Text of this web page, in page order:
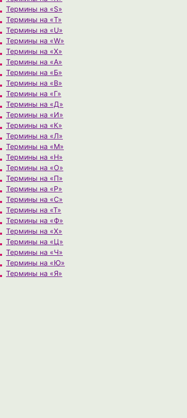
Термины на «S»
Термины на «T»
Термины на «U»
Термины на «W»
Термины на «X»
Термины на «А»
Термины на «Б»
Термины на «В»
Термины на «Г»
Термины на «Д»
Термины на «И»
Термины на «К»
Термины на «Л»
Термины на «М»
Термины на «Н»
Термины на «О»
Термины на «П»
Термины на «Р»
Термины на «С»
Термины на «Т»
Термины на «Ф»
Термины на «Х»
Термины на «Ц»
Термины на «Ч»
Термины на «Ю»
Термины на «Я»